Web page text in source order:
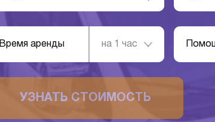
Время аренды на 1 час
УЗНАТЬ СТОИМОСТЬ